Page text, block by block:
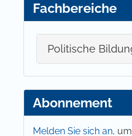
Fachbereiche
Politische
Abonnement
Melden Sie sich an,